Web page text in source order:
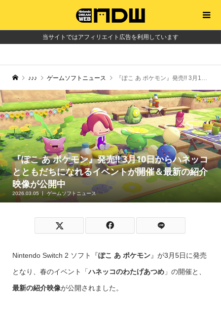
当サイトではアフィリエイト広告を利用しています
♪♪♪ ゲームソフトニュース 『ぽこ あ ポケモン』発売!! 3月10日からハネッコとともだちになれるイベントが開催＆最新の紹介映像が公開中
『ぽこ あ ポケモン』発売!! 3月10日からハネッコ
とともだちになれるイベントが開催＆最新の紹介
映像が公開中
2026.03.05 ゲームソフトニュース
Nintendo Switch 2 ソフト『ぽこ あ ポケモン』が3月5日に発売
となり、春のイベント「ハネッコのわたげあつめ」の開催と、
最新の紹介映像が公開されました。